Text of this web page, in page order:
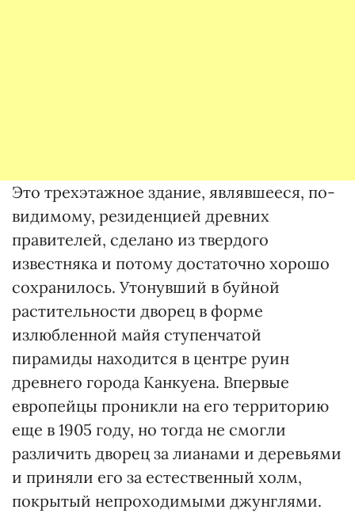
Это трехэтажное здание, являвшееся, по-
видимому, резиденцией древних
правителей, сделано из твердого
известняка и потому достаточно хорошо
сохранилось. Утонувший в буйной
растительности дворец в форме
излюбленной майя ступенчатой
пирамиды находится в центре руин
древнего города Канкуена. Впервые
европейцы проникли на его территорию
еще в 1905 году, но тогда не смогли
различить дворец за лианами и деревьями
и приняли его за естественный холм,
покрытый непроходимыми джунглями.